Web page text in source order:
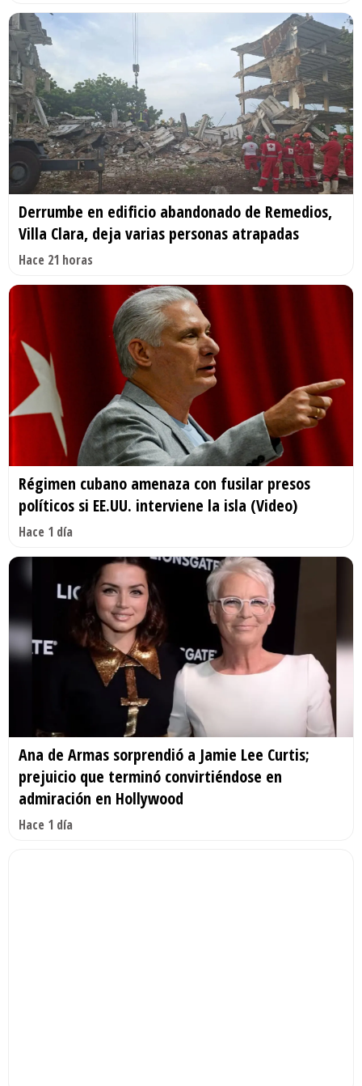
Derrumbe en edificio abandonado de Remedios,
Villa Clara, deja varias personas atrapadas
Hace 21 horas
Régimen cubano amenaza con fusilar presos
políticos si EE.UU. interviene la isla (Video)
Hace 1 día
Ana de Armas sorprendió a Jamie Lee Curtis;
prejuicio que terminó convirtiéndose en
admiración en Hollywood
Hace 1 día